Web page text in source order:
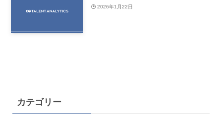
2026年1月22日
カテゴリー